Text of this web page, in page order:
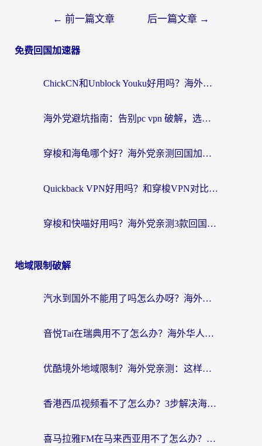
← 前一篇文章 后一篇文章 →
免费回国加速器
ChickCN和Unblock Youku好用吗？海外党亲测3款回国加速器，附iOS免费选择指南
海外党避坑指南：告别pc vpn 破解，选对回国加速器轻松访问国内资源
穿梭和海龟哪个好？海外党亲测回国加速器，附电脑免费VPN推荐
Quickback VPN好用吗？和穿梭VPN对比哪个回国效果更好？海外党必看的真实测评与选择指南
穿梭和快喵好用吗？海外党亲测3款回国加速器，附日本回国VPN避坑指南
地域限制破解
汽水到国外不能用了吗怎么办呀？海外党追剧看片的救星在这里！
音悦Tai在瑞典用不了怎么办？海外华人追剧听歌的实用指南
优酷境外地域限制？海外党亲测：这样看国内剧再也不卡（附3个实用场景解决）
香港西瓜视频看不了怎么办？3步解决海外追剧难题，附靠谱加速器推荐
喜马拉雅FM在马来西亚用不了怎么办？海外华人亲测有效的回国加速指南